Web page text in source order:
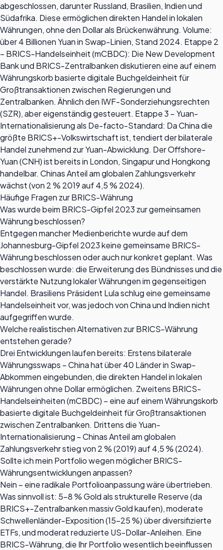
abgeschlossen, darunter Russland, Brasilien, Indien und
Südafrika. Diese ermöglichen direkten Handel in lokalen
Währungen, ohne den Dollar als Brückenwährung. Volume:
über 4 Billionen Yuan in Swap-Linien, Stand 2024. Etappe 2
– BRICS-Handelseinheit (mCBDC): Die New Development
Bank und BRICS-Zentralbanken diskutieren eine auf einem
Währungskorb basierte digitale Buchgeldeinheit für
Großtransaktionen zwischen Regierungen und
Zentralbanken. Ähnlich den IWF-Sonderziehungsrechten
(SZR), aber eigenständig gesteuert. Etappe 3 – Yuan-
Internationalisierung als De-facto-Standard: Da China die
größte BRICS+-Volkswirtschaft ist, tendiert der bilaterale
Handel zunehmend zur Yuan-Abwicklung. Der Offshore-
Yuan (CNH) ist bereits in London, Singapur und Hongkong
handelbar. Chinas Anteil am globalen Zahlungsverkehr
wächst (von 2 % 2019 auf 4,5 % 2024).
Häufige Fragen zur BRICS-Währung
Was wurde beim BRICS-Gipfel 2023 zur gemeinsamen
Währung beschlossen?
Entgegen mancher Medienberichte wurde auf dem
Johannesburg-Gipfel 2023 keine gemeinsame BRICS-
Währung beschlossen oder auch nur konkret geplant. Was
beschlossen wurde: die Erweiterung des Bündnisses und die
verstärkte Nutzung lokaler Währungen im gegenseitigen
Handel. Brasiliens Präsident Lula schlug eine gemeinsame
Handelseinheit vor, was jedoch von China und Indien nicht
aufgegriffen wurde.
Welche realistischen Alternativen zur BRICS-Währung
entstehen gerade?
Drei Entwicklungen laufen bereits: Erstens bilaterale
Währungsswaps – China hat über 40 Länder in Swap-
Abkommen eingebunden, die direkten Handel in lokalen
Währungen ohne Dollar ermöglichen. Zweitens BRICS-
Handelseinheiten (mCBDC) – eine auf einem Währungskorb
basierte digitale Buchgeldeinheit für Großtransaktionen
zwischen Zentralbanken. Drittens die Yuan-
Internationalisierung – Chinas Anteil am globalen
Zahlungsverkehr stieg von 2 % (2019) auf 4,5 % (2024).
Sollte ich mein Portfolio wegen möglicher BRICS-
Währungsentwicklungen anpassen?
Nein – eine radikale Portfolioanpassung wäre übertrieben.
Was sinnvoll ist: 5–8 % Gold als strukturelle Reserve (da
BRICS+-Zentralbanken massiv Gold kaufen), moderate
Schwellenländer-Exposition (15–25 %) über diversifizierte
ETFs, und moderat reduzierte US-Dollar-Anleihen. Eine
BRICS-Währung, die Ihr Portfolio wesentlich beeinflussen